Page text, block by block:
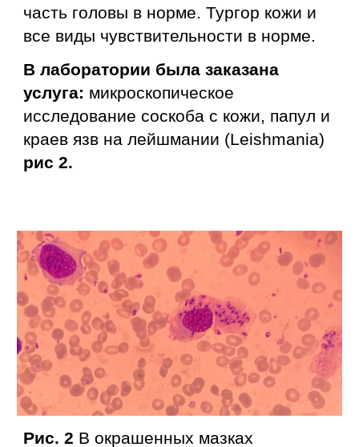
часть головы в норме. Тургор кожи и
все виды чувствительности в норме.
В лаборатории была заказана
услуга: микроскопическое
исследование соскоба с кожи, папул и
краев язв на лейшмании (Leishmania)
рис 2.
Рис. 2 Вокрашенных мазках